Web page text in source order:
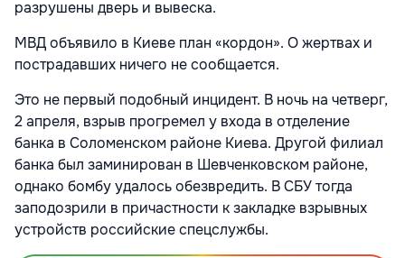
разрушены дверь и вывеска.
МВД объявило в Киеве план «кордон». О жертвах и
пострадавших ничего не сообщается.
Это не первый подобный инцидент. В ночь на четверг,
2 апреля, взрыв прогремел у входа в отделение
банка в Соломенском районе Киева. Другой филиал
банка был заминирован в Шевченковском районе,
однако бомбу удалось обезвредить. В СБУ тогда
заподозрили в причастности к закладке взрывных
устройств российские спецслужбы.